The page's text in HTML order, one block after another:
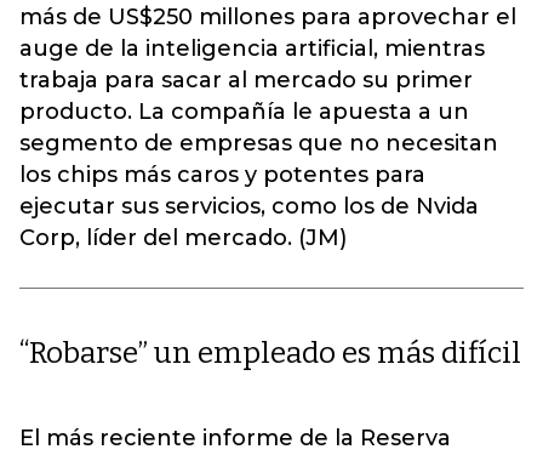
más de US$250 millones para aprovechar el
auge de la inteligencia artificial, mientras
trabaja para sacar al mercado su primer
producto. La compañía le apuesta a un
segmento de empresas que no necesitan
los chips más caros y potentes para
ejecutar sus servicios, como los de Nvida
Corp, líder del mercado. (JM)
“Robarse” un empleado es más difícil
El más reciente informe de la Reserva